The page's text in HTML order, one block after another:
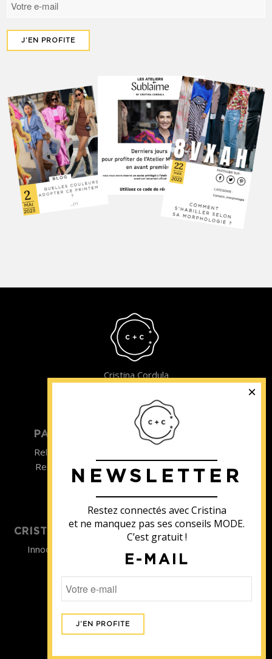
Cristina Cordula
PARTICULIER
Relooking homme
Relooking femme
ENTREPRISE
ENTREPRISE
Formations
CRISTINA SOUTIENT
Innocence en Danger
Sidaction
Contact
Newsletter
NEWSLETTER
Restez connectés avec Cristina
et ne manquez pas ses conseils MODE.
C’est gratuit !
E-MAIL